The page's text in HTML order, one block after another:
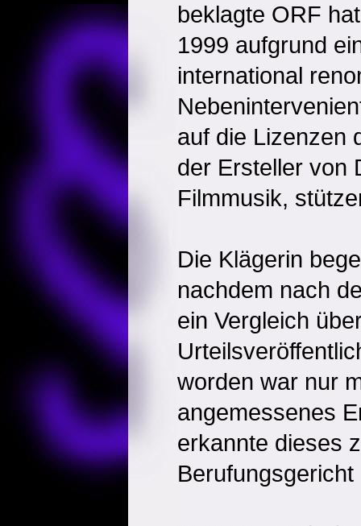
beklagte ORF
1999 aufgrund
international
auf die Lizenzen
der Ersteller von
Filmmusik,
Die Klägerin
nachdem nach
ein Vergleich
worden war nur
angemessenes
erkannte dieses